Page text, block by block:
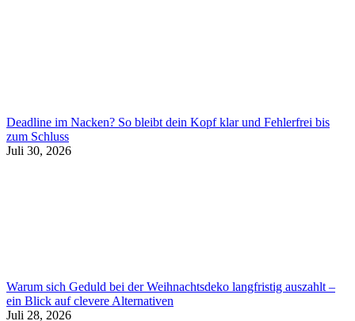
Deadline im Nacken? So bleibt dein Kopf klar und Fehlerfrei bis
zum Schluss
Juli 30, 2026
Warum sich Geduld bei der Weihnachtsdeko langfristig auszahlt –
ein Blick auf clevere Alternativen
Juli 28, 2026